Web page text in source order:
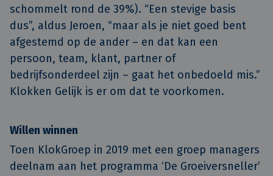
schommelt rond de 39%). “Een stevige basis
dus”, aldus Jeroen, “maar als je niet goed bent
afgestemd op de ander – en dat kan een
persoon, team, klant, partner of
bedrijfsonderdeel zijn – gaat het onbedoeld mis.”
Klokken Gelijk is er om dat te voorkomen.
Willen winnen
Toen KlokGroep in 2019 met een groep managers
deelnam aan het programma ‘De Groeiversneller’